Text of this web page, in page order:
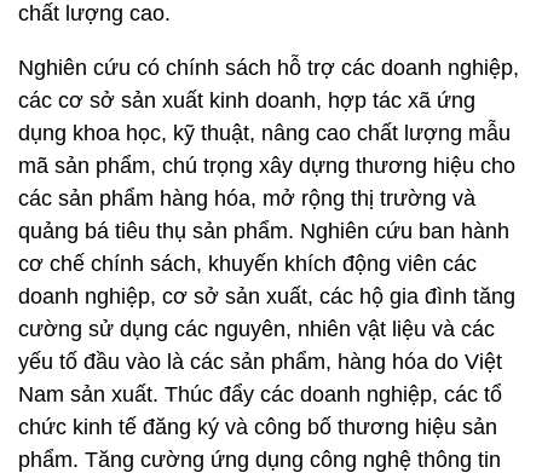
chất lượng cao.
Nghiên cứu có chính sách hỗ trợ các doanh nghiệp,
các cơ sở sản xuất kinh doanh, hợp tác xã ứng
dụng khoa học, kỹ thuật, nâng cao chất lượng mẫu
mã sản phẩm, chú trọng xây dựng thương hiệu cho
các sản phẩm hàng hóa, mở rộng thị trường và
quảng bá tiêu thụ sản phẩm. Nghiên cứu ban hành
cơ chế chính sách, khuyến khích động viên các
doanh nghiệp, cơ sở sản xuất, các hộ gia đình tăng
cường sử dụng các nguyên, nhiên vật liệu và các
yếu tố đầu vào là các sản phẩm, hàng hóa do Việt
Nam sản xuất. Thúc đẩy các doanh nghiệp, các tổ
chức kinh tế đăng ký và công bố thương hiệu sản
phẩm. Tăng cường ứng dụng công nghệ thông tin